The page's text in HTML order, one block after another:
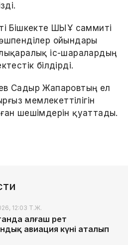
Бішкекте ШЫҰ саммиті
ойындары
іс-шаралардың
білдірді.
Садыр Жапаровтың ел
мемлекеттілігін
шешімдерін қуаттады.
12:03 Т.Ж.
алғаш рет
авиация күні аталып